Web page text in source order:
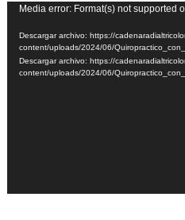
Reproductor
de
vídeo
Media error: Format(s) not supported
Descargar archivo: https://
content/uploads/2024/06/
Descargar archivo: https://
content/uploads/2024/06/